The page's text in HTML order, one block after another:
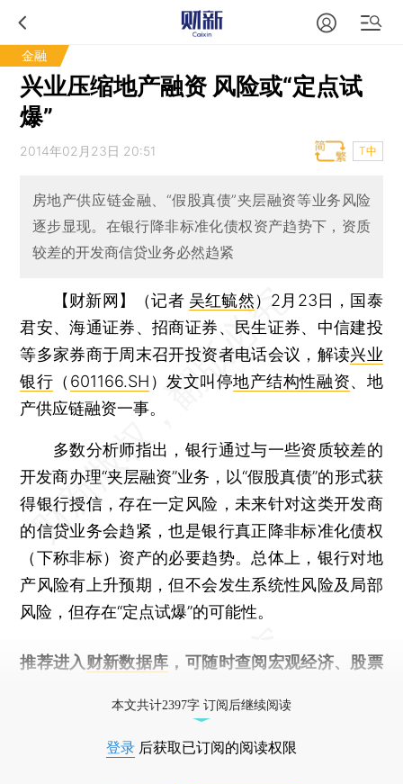
金融
兴业压缩地产融资 风险或“定点试
爆”
2014年02月23日 20:51 T中
房地产供应链金融、“假股真债”夹层融资等业务风险
逐步显现。在银行降非标准化债权资产趋势下，资质
较差的开发商信贷业务必然趋紧
【财新网】（记者 吴红毓然） 2月23日，国泰
君安、海通证券、招商证券、民生证券、中信建投
等多家券商于周末召开投资者电话会议，解读兴业
银行 （ 601166.SH ）发文叫停地产结构性融资、地
产供应链融资一事。
多数分析师指出，银行通过与一些资质较差的
开发商办理“夹层融资”业务，以“假股真债”的形式获
得银行授信，存在一定风险，未来针对这类开发商
的信贷业务会趋紧，也是银行真正降非标准化债权
（下称非标）资产的必要趋势。总体上，银行对地
产风险有上升预期，但不会发生系统性风险及局部
风险，但存在“定点试爆”的可能性。
推荐进入 财新数据库 ，可随时查阅宏观经济、股票
本文共计2397字 订阅后继续阅读
登录 后获取已订阅的阅读权限